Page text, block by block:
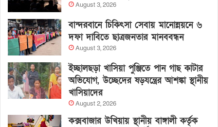
August 3, 2026
বান্দরবানে চিকিৎসা সেবায় মানোন্নয়নে ৬
দফা দাবিতে ছাত্রজনতার মানববন্ধন
August 3, 2026
ইচ্ছালছড়া খাসিয়া পুঞ্জিতে পান গাছ কাটার
অভিযোগ, উচ্ছেদের ষড়যন্ত্রের আশঙ্কা স্থানীয়
খাসিয়াদের
August 2, 2026
কক্সবাজার উখিয়ায় স্থানীয় বাঙ্গালী কর্তৃক